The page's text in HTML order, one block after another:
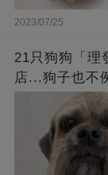
2023/07/25
21只狗狗「理
店...狗子也不